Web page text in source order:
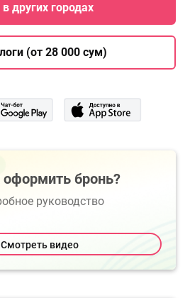
других городах
(от 28 000 сум)
оформить бронь?
руководство
Смотреть видео